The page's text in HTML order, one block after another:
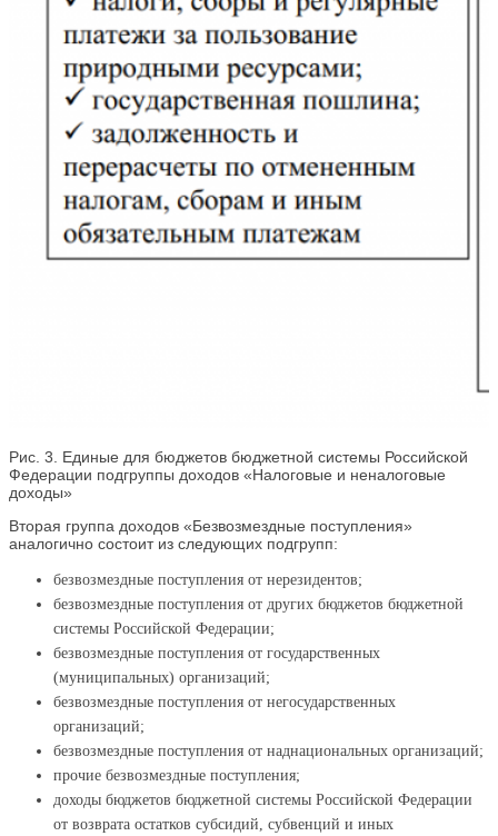
Рис. 3. Единые для бюджетов бюджетной системы Российской
Федерации подгруппы доходов «Налоговые и неналоговые
доходы»
Вторая группа доходов «Безвозмездные поступления»
аналогично состоит из следующих подгрупп:
безвозмездные поступления от нерезидентов;
безвозмездные поступления от других бюджетов бюджетной
системы Российской Федерации;
безвозмездные поступления от государственных
(муниципальных) организаций;
безвозмездные поступления от негосударственных
организаций;
безвозмездные поступления от наднациональных организаций;
прочие безвозмездные поступления;
доходы бюджетов бюджетной системы Российской Федерации
от возврата остатков субсидий, субвенций и иных